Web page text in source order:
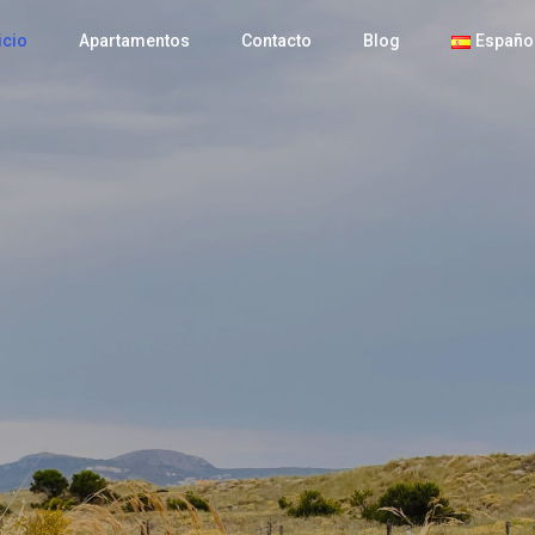
Apartamentos Contacto Blog